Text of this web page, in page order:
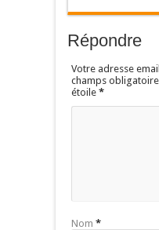
Répondre
Votre adresse
champs
étoile *
Nom *